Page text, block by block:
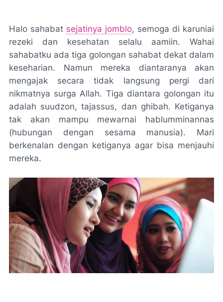
Halo sahabat sejatinya jomblo, semoga di karuniai
rezeki dan kesehatan selalu aamiin. Wahai
sahabatku ada tiga golongan sahabat dekat dalam
keseharian. Namun mereka diantaranya akan
mengajak secara tidak langsung pergi dari
nikmatnya surga Allah. Tiga diantara golongan itu
adalah suudzon, tajassus, dan ghibah. Ketiganya
tak akan mampu mewarnai hablumminannas
(hubungan dengan sesama manusia). Mari
berkenalan dengan ketiganya agar bisa menjauhi
mereka.